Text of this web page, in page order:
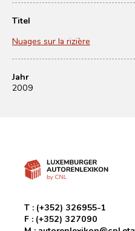
Titel
Nuages sur la rizière
Jahr
2009
T : (+352) 326955-1
F : (+352) 327090